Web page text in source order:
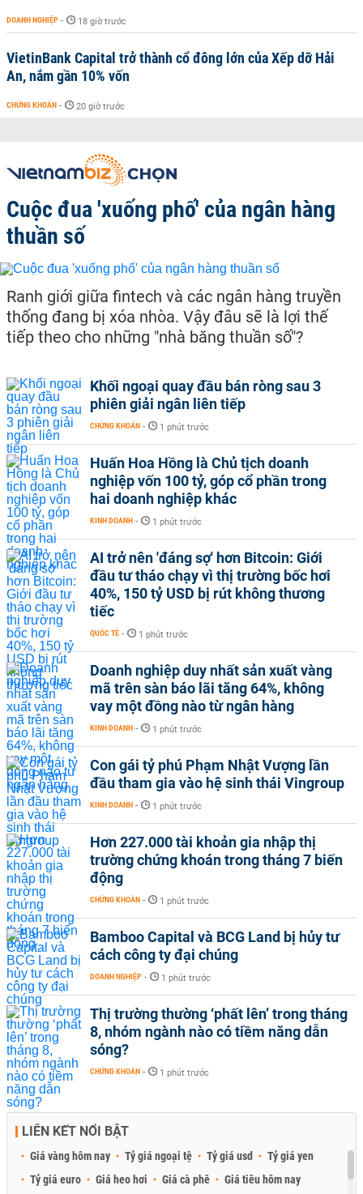
DOANH NGHIỆP - 18 giờ trước
VietinBank Capital trở thành cổ đông lớn của Xếp dỡ Hải
An, nắm gần 10% vốn
CHỨNG KHOÁN - 20 giờ trước
Cuộc đua 'xuống phố' của ngân hàng
thuần số
Ranh giới giữa fintech và các ngân hàng truyền
thống đang bị xóa nhòa. Vậy đâu sẽ là lợi thế
tiếp theo cho những "nhà băng thuần số"?
Khối ngoại quay đầu bán ròng sau 3
phiên giải ngân liên tiếp
CHỨNG KHOÁN - 1 phút trước
Huấn Hoa Hồng là Chủ tịch doanh
nghiệp vốn 100 tỷ, góp cổ phần trong
hai doanh nghiệp khác
KINH DOANH - 1 phút trước
AI trở nên 'đáng sợ' hơn Bitcoin: Giới
đầu tư tháo chạy vì thị trường bốc hơi
40%, 150 tỷ USD bị rút không thương
tiếc
QUỐC TẾ - 1 phút trước
Doanh nghiệp duy nhất sản xuất vàng
mã trên sàn báo lãi tăng 64%, không
vay một đồng nào từ ngân hàng
KINH DOANH - 1 phút trước
Con gái tỷ phú Phạm Nhật Vượng lần
đầu tham gia vào hệ sinh thái Vingroup
KINH DOANH - 1 phút trước
Hơn 227.000 tài khoản gia nhập thị
trường chứng khoán trong tháng 7 biến
động
CHỨNG KHOÁN - 1 phút trước
Bamboo Capital và BCG Land bị hủy tư
cách công ty đại chúng
DOANH NGHIỆP - 1 phút trước
Thị trường thường ‘phất lên’ trong tháng
8, nhóm ngành nào có tiềm năng dẫn
sóng?
CHỨNG KHOÁN - 1 phút trước
LIÊN KẾT NỔI BẬT
Giá vàng hôm nay Tỷ giá ngoại tệ Tỷ giá usd
Tỷ giá yen
Tỷ giá euro
Giá heo hơi Giá cà phê Giá tiêu hôm nay